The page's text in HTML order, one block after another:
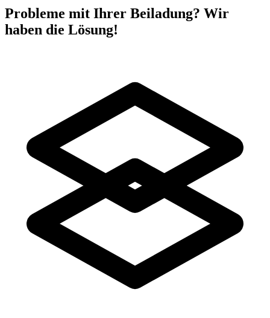
Probleme mit Ihrer Beiladung? Wir
haben die Lösung!